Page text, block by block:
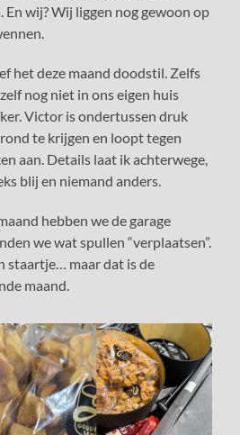
wij? Wij liggen nog gewoon op
het deze maand doodstil. Zelfs
nog niet in ons eigen huis
Victor is ondertussen druk
te krijgen en loopt tegen
aan. Details laat ik achterwege,
blij en niemand anders.
hebben we de garage
we wat spullen “verplaatsen”.
staartje… maar dat is de
maand.